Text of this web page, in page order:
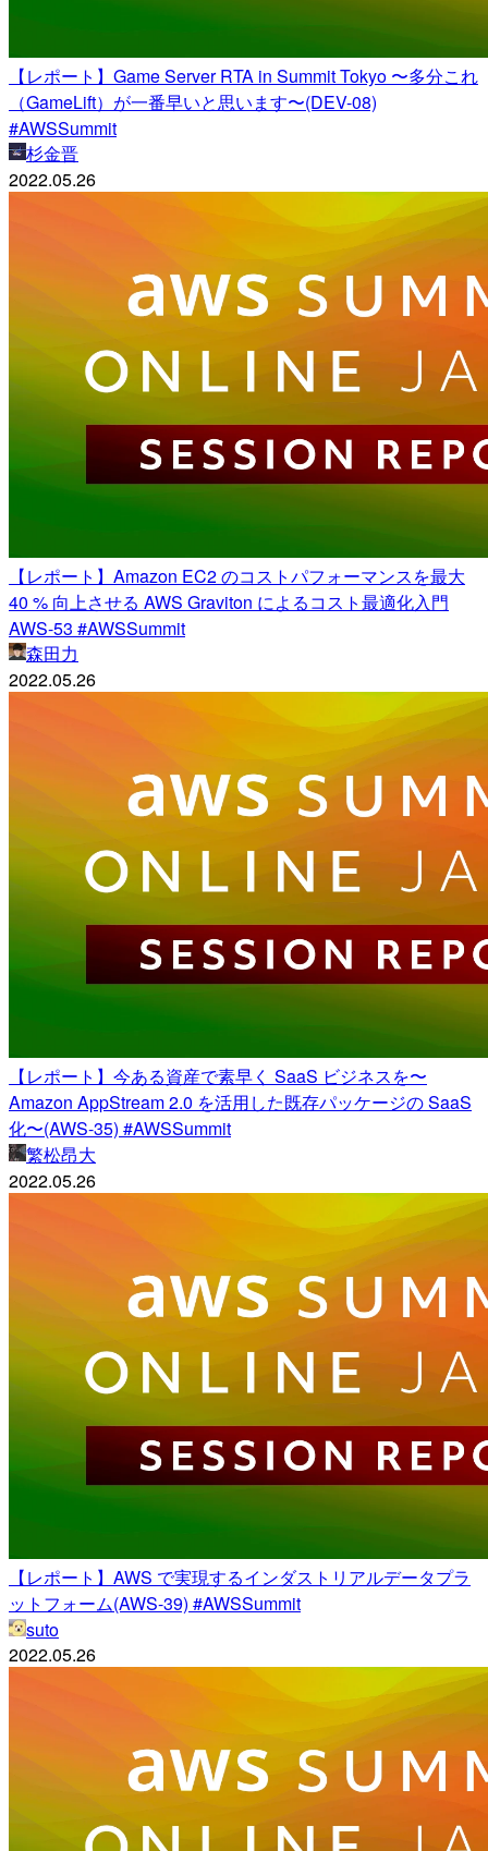
【レポート】Game Server RTA in Summit Tokyo 〜多分これ
（GameLift）が一番早いと思います〜(DEV-08)
#AWSSummit
杉金晋
2022.05.26
【レポート】Amazon EC2 のコストパフォーマンスを最大
40 % 向上させる AWS Graviton によるコスト最適化入門
AWS-53 #AWSSummit
森田力
2022.05.26
【レポート】今ある資産で素早く SaaS ビジネスを〜
Amazon AppStream 2.0 を活用した既存パッケージの SaaS
化〜(AWS-35) #AWSSummit
繁松昂大
2022.05.26
【レポート】AWS で実現するインダストリアルデータプラ
ットフォーム(AWS-39) #AWSSummit
suto
2022.05.26